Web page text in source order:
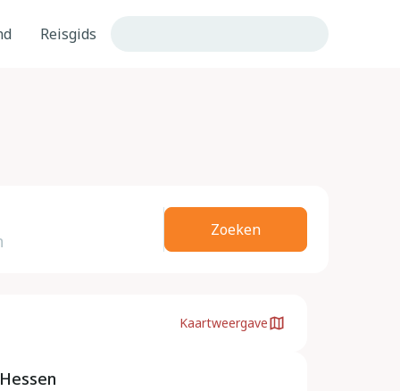
Reisgids
Zoeken
Kaartweergave